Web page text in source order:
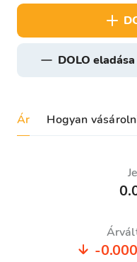
DOLO eladása
Ár Hogyan
-